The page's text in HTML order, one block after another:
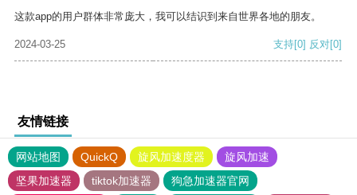
这款app的用户群体非常庞大，我可以结识到来自世界各地的朋友。
2024-03-25 支持[0] 反对[0]
友情链接
网站地图 QuickQ 旋风加速度器
旋风加速
坚果加速器
tiktok加速器
狗急加速器官网